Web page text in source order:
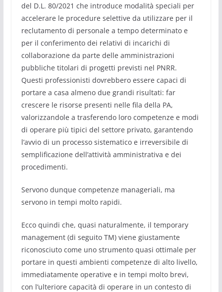
del D.L. 80/2021 che introduce modalità speciali per
accelerare le procedure selettive da utilizzare per il
reclutamento di personale a tempo determinato e
per il conferimento dei relativi di incarichi di
collaborazione da parte delle amministrazioni
pubbliche titolari di progetti previsti nel PNRR.
Questi professionisti dovrebbero essere capaci di
portare a casa almeno due grandi risultati: far
crescere le risorse presenti nelle fila della PA,
valorizzandole a trasferendo loro competenze e modi
di operare più tipici del settore privato, garantendo
l’avvio di un processo sistematico e irreversibile di
semplificazione dell’attività amministrativa e dei
procedimenti.
Servono dunque competenze manageriali, ma
servono in tempi molto rapidi.
Ecco quindi che, quasi naturalmente, il temporary
management (di seguito TM) viene giustamente
riconosciuto come uno strumento quasi ottimale per
portare in questi ambienti competenze di alto livello,
immediatamente operative e in tempi molto brevi,
con l’ulteriore capacità di operare in un contesto di